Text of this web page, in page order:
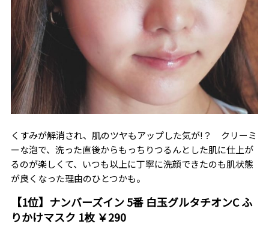
くすみが解消され、肌のツヤもアップした気が!？ クリーミ
ーな泡で、洗った直後からもっちりつるんとした肌に仕上が
るのが楽しくて、いつも以上に丁寧に洗顔できたのも肌状態
が良くなった理由のひとつかも。
【1位】ナンバーズイン 5番 白玉グルタチオンC ふ
りかけマスク 1枚 ￥290